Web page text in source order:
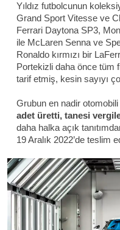
Yıldız futbolcunun
Grand Sport Vitesse ve
Ferrari Daytona SP3,
ile McLaren Senna ve
Ronaldo kırmızı bir
Portekizli daha önce tüm
tarif etmiş, kesin sayıyı
Grubun en nadir
adet üretti, tanesi
daha halka açık
19 Aralık 2022’de teslim